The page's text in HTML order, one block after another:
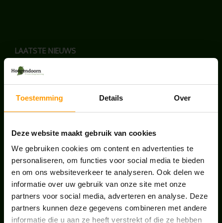
Toestemming Details Over
Deze website maakt gebruik van cookies
We gebruiken cookies om content en advertenties te
personaliseren, om functies voor social media te bieden
en om ons websiteverkeer te analyseren. Ook delen we
informatie over uw gebruik van onze site met onze
partners voor social media, adverteren en analyse. Deze
partners kunnen deze gegevens combineren met andere
informatie die u aan ze heeft verstrekt of die ze hebben
LAATSTE NIEUWS
augustus 7, 2026
juli 28, 2026
ONS TEAM GROEIT VERDER
juni 17, 2026